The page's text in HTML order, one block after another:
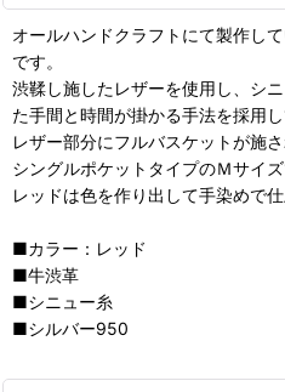
オールハンドクラフトにて製作し
です。
渋鞣し施したレザーを使用し、シ
た手間と時間が掛かる手法を採用
レザー部分にフルバスケットが施さ
シングルポケットタイプのＭサイズ
レッドは色を作り出して手染めで仕
■カラー：レッド
■牛渋革
■シニュー糸
■シルバー950